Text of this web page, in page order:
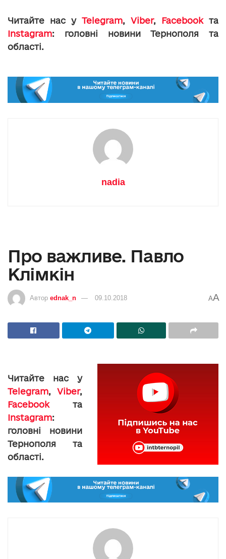
Читайте нас у Telegram, Viber, Facebookта
Instagram: головні новини Тернополя та
області.
nadia
Про важливе. Павло
Клімкін
Автор ednak_n 09.10.2018 AA
Читайте нас у
Telegram, Viber,
Facebookта
Instagram:
головні новини
Тернополя та
області.